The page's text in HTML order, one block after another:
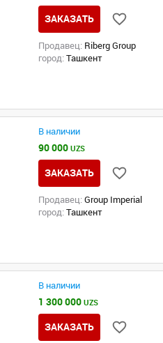
ЗАКАЗАТЬ
Продавец: Riberg Group
город: Ташкент
В наличии
90 000UZS
ЗАКАЗАТЬ
Продавец: Group Imperial
город: Ташкент
В наличии
1 300 000UZS
ЗАКАЗАТЬ